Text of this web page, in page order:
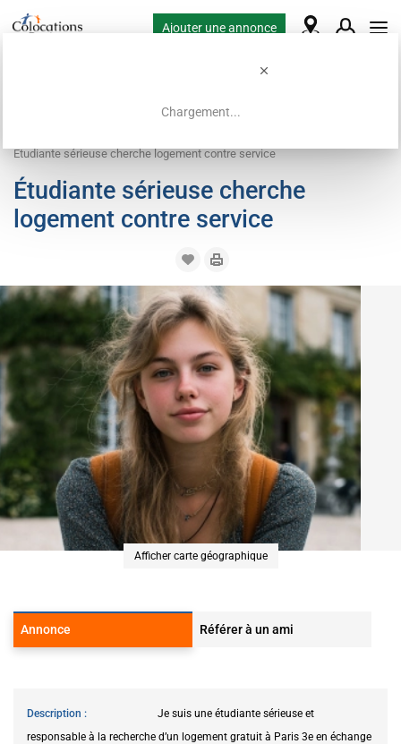
Chargement...
Ajouter une annonce
Étudiante sérieuse cherche logement contre service
Étudiante sérieuse cherche
logement contre service
Afficher carte géographique
Annonce Référer à un ami
Description
Je suis une étudiante sérieuse et
responsable à la recherche d’un logement gratuit à Paris 3e en échange